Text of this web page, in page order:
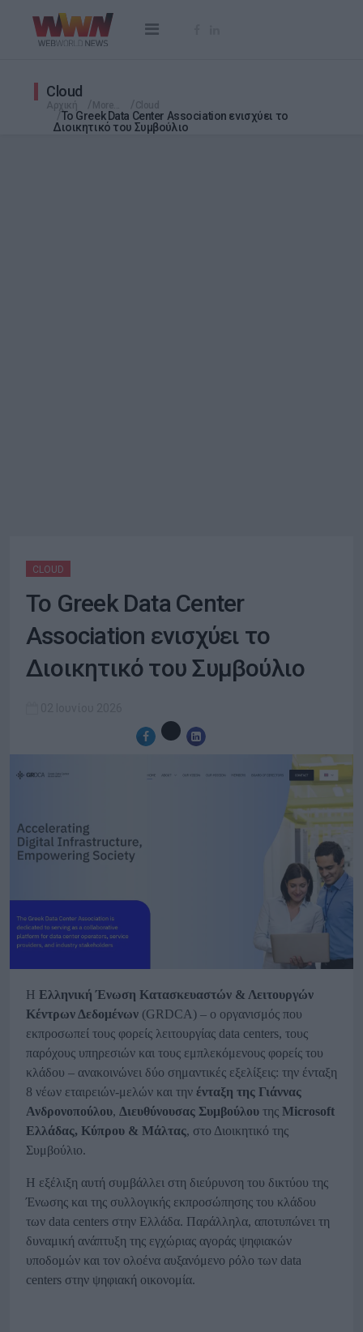
Cloud
Το Greek Data Center Association ενισχύει το
Διοικητικό του Συμβούλιο
CLOUD
Το Greek Data Center
Association ενισχύει το
Διοικητικό του Συμβούλιο
Η Ελληνική Ένωση Κατασκευαστών & Λειτουργών
Κέντρων Δεδομένων (GRDCA) – ο οργανισμός που
εκπροσωπεί τους φορείς λειτουργίας data centers, τους
παρόχους υπηρεσιών και τους εμπλεκόμενους φορείς του
κλάδου – ανακοινώνει δύο σημαντικές εξελίξεις: την ένταξη
8 νέων εταιρειών-μελών και την ένταξη της Γιάννας
Ανδρονοπούλου, Διευθύνουσας Συμβούλου της Microsoft
Ελλάδας, Κύπρου & Μάλτας, στο Διοικητικό της
Συμβούλιο.
Η εξέλιξη αυτή συμβάλλει στη διεύρυνση του δικτύου της
Ένωσης και της συλλογικής εκπροσώπησης του κλάδου
των data centers στην Ελλάδα. Παράλληλα, αποτυπώνει τη
δυναμική ανάπτυξη της εγχώριας αγοράς ψηφιακών
υποδομών και τον ολοένα αυξανόμενο ρόλο των data
centers στην ψηφιακή οικονομία.